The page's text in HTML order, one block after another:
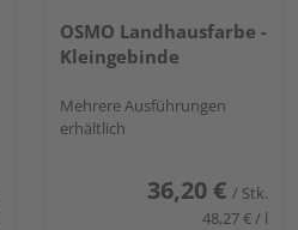
OSMO Landhausfarbe -
Kleingebinde
Mehrere Ausführungen
erhältlich
36,20 € / Stk.
48,27 € / l